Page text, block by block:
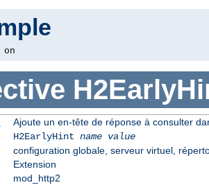
on
Ajoute un en-tête de réponse à consulter
H2EarlyHint name value
configuration globale, serveur virtuel,
Extension
mod_http2